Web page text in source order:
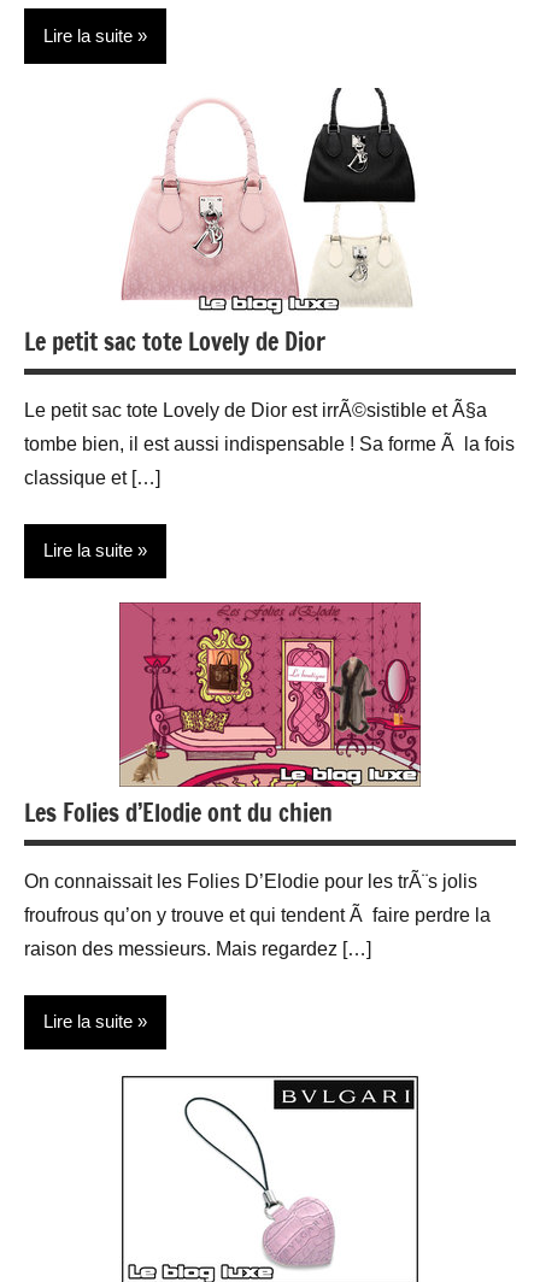
Lire la suite
Gastronomie
Le petit sac tote Lovely de Dior
Le petit sac tote Lovely de Dior est irrÃ©sistible et Ã§a
tombe bien, il est aussi indispensable ! Sa forme Ã la fois
classique et […]
Lire la suite
Les Folies d’Elodie ont du chien
On connaissait les Folies D’Elodie pour les trÃ¨s jolis
froufrous qu’on y trouve et qui tendent Ã faire perdre la
raison des messieurs. Mais regardez […]
Lire la suite